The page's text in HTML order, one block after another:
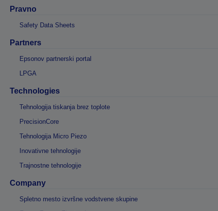
Pravno
Safety Data Sheets
Partners
Epsonov partnerski portal
LPGA
Technologies
Tehnologija tiskanja brez toplote
PrecisionCore
Tehnologija Micro Piezo
Inovativne tehnologije
Trajnostne tehnologije
Company
Spletno mesto izvršne vodstvene skupine